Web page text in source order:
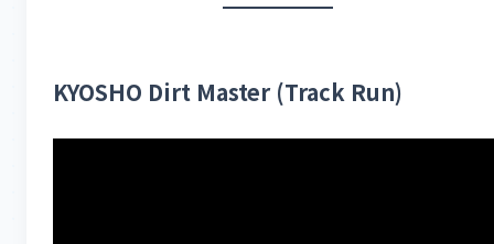
KYOSHO Dirt Master (Track Run)